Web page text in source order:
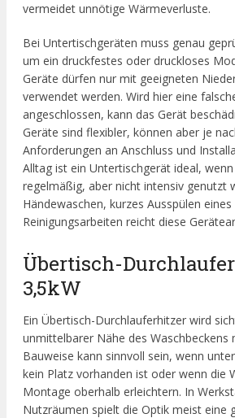
vermeidet unnötige Wärmeverluste.
Bei Untertischgeräten muss genau
um ein druckfestes oder druckloses
Geräte dürfen nur mit geeigneten
verwendet werden. Wird hier eine
angeschlossen, kann das Gerät
Geräte sind flexibler, können aber je
Anforderungen an Anschluss und
Alltag ist ein Untertischgerät ideal,
regelmäßig, aber nicht intensiv genutzt
Händewaschen, kurzes Ausspülen
Reinigungsarbeiten reicht diese
Übertisch-
3,5kW
Ein Übertisch-Durchlauferhitzer wird
unmittelbarer Nähe des Waschbeckens
Bauweise kann sinnvoll sein, wenn
kein Platz vorhanden ist oder wenn die
Montage oberhalb erleichtern. In
Nutzräumen spielt die Optik meist eine